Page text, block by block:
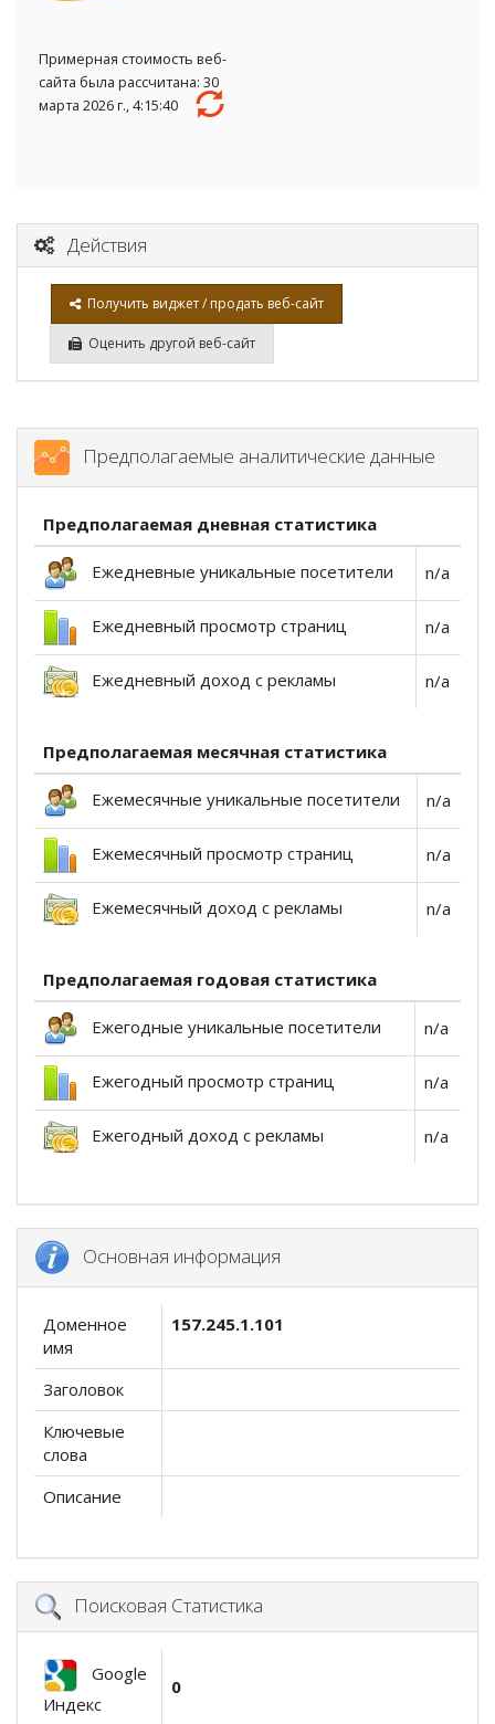
Примерная стоимость веб-
сайта была рассчитана: 30
марта 2026 г., 4:15:40
Действия
Получить виджет / продать веб-сайт
Оценить другой веб-сайт
Предполагаемые аналитические данные
Предполагаемая дневная статистика
Ежедневные уникальные посетители n/a
Ежедневный просмотр страниц n/a
Ежедневный доход с рекламы n/a
Предполагаемая месячная статистика
Ежемесячные уникальные посетители n/a
Ежемесячный просмотр страниц n/a
Ежемесячный доход с рекламы n/a
Предполагаемая годовая статистика
Ежегодные уникальные посетители n/a
Ежегодный просмотр страниц n/a
Ежегодный доход с рекламы n/a
Основная информация
Доменное
имя
157.245.1.101
Заголовок
Ключевые
слова
Описание
Поисковая Статистика
Google
Индекс
0